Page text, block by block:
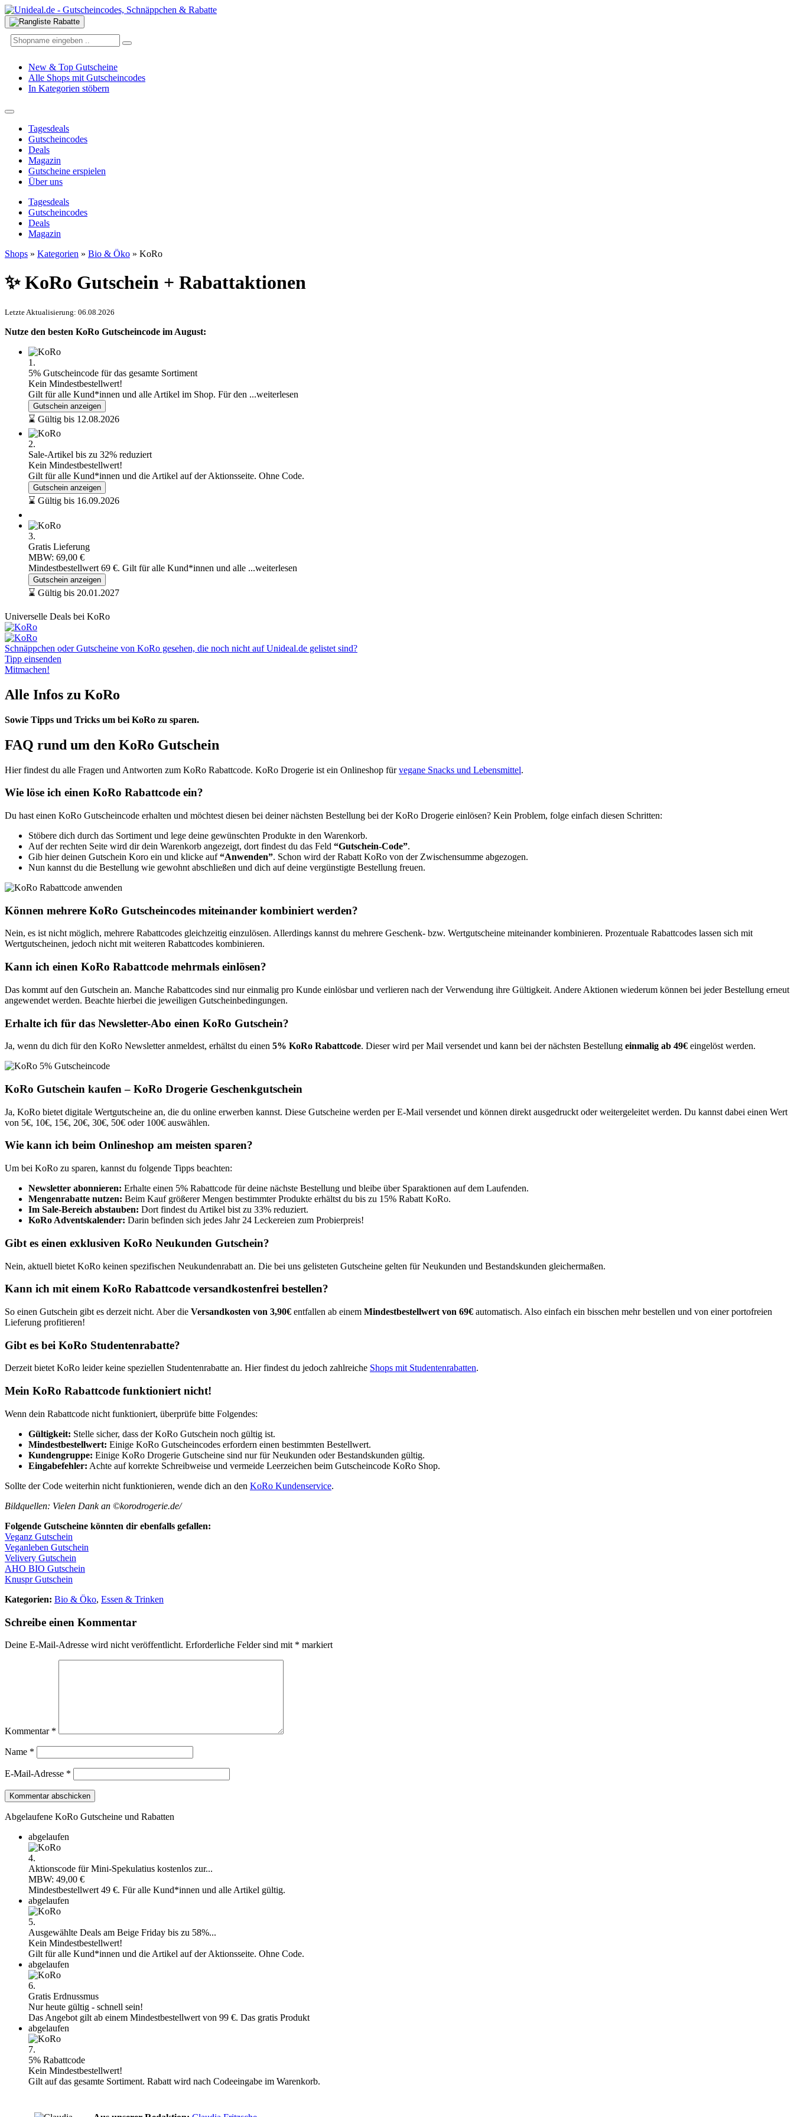
New & Top Gutscheine
Alle Shops mit Gutscheincodes
In Kategorien stöbern
Tagesdeals
Gutscheincodes
Deals
Magazin
Gutscheine erspielen
Über uns
Tagesdeals
Gutscheincodes
Deals
Magazin
Shops » Kategorien » Bio & Öko » KoRo
✨ KoRo Gutschein + Rabattaktionen
Letzte Aktualisierung: 06.08.2026
Nutze den besten KoRo Gutscheincode im August:
1.
5% Gutscheincode für das gesamte Sortiment
Kein Mindestbestellwert!
Gilt für alle Kund*innen und alle Artikel im Shop. Für den ...weiterlesen
Gutschein anzeigen
⌛ Gültig bis 12.08.2026
2.
Sale-Artikel bis zu 32% reduziert
Kein Mindestbestellwert!
Gilt für alle Kund*innen und die Artikel auf der Aktionsseite. Ohne Code.
Gutschein anzeigen
⌛ Gültig bis 16.09.2026
3.
Gratis Lieferung
MBW: 69,00 €
Mindestbestellwert 69 €. Gilt für alle Kund*innen und alle ...weiterlesen
Gutschein anzeigen
⌛ Gültig bis 20.01.2027
Universelle Deals bei KoRo
Schnäppchen oder Gutscheine von KoRo gesehen, die noch nicht auf Unideal.de gelistet sind?
Tipp einsenden
Mitmachen!
Alle Infos zu KoRo
Sowie Tipps und Tricks um bei KoRo zu sparen.
FAQ rund um den KoRo Gutschein
Hier findest du alle Fragen und Antworten zum KoRo Rabattcode. KoRo Drogerie ist ein Onlineshop fürvegane Snacks und Lebensmittel.
Wie löse ich einen KoRo Rabattcode ein?
Du hast einen KoRo Gutscheincode erhalten und möchtest diesen bei deiner nächsten Bestellung bei der KoRo Drogerie einlösen? Kein Problem, folge einfach diesen Schritten:
Stöbere dich durch das Sortiment und lege deine gewünschten Produkte in den Warenkorb.​
Auf der rechten Seite wird dir dein Warenkorb angezeigt, dort findest du das Feld “Gutschein-Code”.
Gib hier deinen Gutschein Koro ein und klicke auf“Anwenden”. Schon wird der Rabatt KoRo von der Zwischensumme abgezogen.
Nun kannst du die Bestellung wie gewohnt abschließen und dich auf deine vergünstigte Bestellung freuen.
Können mehrere KoRo Gutscheincodes miteinander kombiniert werden?
Nein, es ist nicht möglich, mehrere Rabattcodes gleichzeitig einzulösen. Allerdings kannst du mehrere Geschenk- bzw. Wertgutscheine miteinander kombinieren. Prozentuale Rabattcodes lassen sich mit
Wertgutscheinen, jedoch nicht mit weiteren Rabattcodes kombinieren. ​
Kann ich einen KoRo Rabattcode mehrmals einlösen?
Das kommt auf den Gutschein an. Manche Rabattcodes sind nur einmalig pro Kunde einlösbar und verlieren nach der Verwendung ihre Gültigkeit. ​Andere Aktionen wiederum können bei jeder Bestellung erneut
angewendet werden. Beachte hierbei die jeweiligen Gutscheinbedingungen.
Erhalte ich für das Newsletter-Abo einen KoRo Gutschein?
Ja, wenn du dich für den KoRo Newsletter anmeldest, erhältst du einen 5% KoRo Rabattcode. Dieser wird per Mail versendet und kann bei der nächsten Bestellung einmalig ab 49€ eingelöst werden.
KoRo Gutschein kaufen – KoRo Drogerie Geschenkgutschein
Ja, KoRo bietet digitale Wertgutscheine an, die du online erwerben kannst. Diese Gutscheine werden per E-Mail versendet und können direkt ausgedruckt oder weitergeleitet werden. ​Du kannst dabei einen Wert
von 5€, 10€, 15€, 20€, 30€, 50€ oder 100€ auswählen.
Wie kann ich beim Onlineshop am meisten sparen?
Um bei KoRo zu sparen, kannst du folgende Tipps beachten:
Newsletter abonnieren: Erhalte einen 5% Rabattcode für deine nächste Bestellung und bleibe über Sparaktionen auf dem Laufenden.
Mengenrabatte nutzen: Beim Kauf größerer Mengen bestimmter Produkte erhältst du bis zu 15% Rabatt KoRo.​
Im Sale-Bereich abstauben: Dort findest du Artikel bist zu 33% reduziert.
KoRo Adventskalender: Darin befinden sich jedes Jahr 24 Leckereien zum Probierpreis!
Gibt es einen exklusiven KoRo Neukunden Gutschein?
Nein, aktuell bietet KoRo keinen spezifischen Neukundenrabatt an. Die bei uns gelisteten Gutscheine gelten für Neukunden und Bestandskunden gleichermaßen.
Kann ich mit einem KoRo Rabattcode versandkostenfrei bestellen?
So einen Gutschein gibt es derzeit nicht. Aber die Versandkosten von 3,90€ entfallen ab einem Mindestbestellwert von 69€ automatisch. Also einfach ein bisschen mehr bestellen und von einer portofreien
Lieferung profitieren! ​
Gibt es bei KoRo Studentenrabatte?
Derzeit bietet KoRo leider keine speziellen Studentenrabatte an. Hier findest du jedoch zahlreiche Shops mit Studentenrabatten.
Mein KoRo Rabattcode funktioniert nicht!
Wenn dein Rabattcode nicht funktioniert, überprüfe bitte Folgendes:
Gültigkeit: Stelle sicher, dass der KoRo Gutschein noch gültig ist.​
Mindestbestellwert: Einige KoRo Gutscheincodes erfordern einen bestimmten Bestellwert.​
Kundengruppe: Einige KoRo Drogerie Gutscheine sind nur für Neukunden oder Bestandskunden gültig.
Eingabefehler: Achte auf korrekte Schreibweise und vermeide Leerzeichen beim Gutscheincode KoRo Shop.​
Sollte der Code weiterhin nicht funktionieren, wende dich an den KoRo Kundenservice.
Bildquellen: Vielen Dank an ©korodrogerie.de/
Folgende Gutscheine könnten dir ebenfalls gefallen:
Veganz Gutschein
Veganleben Gutschein
Velivery Gutschein
AHO BIO Gutschein
Knuspr Gutschein
Kategorien: Bio & Öko, Essen & Trinken
Schreibe einen Kommentar
Deine E-Mail-Adresse wird nicht veröffentlicht. Erforderliche Felder sind mit * markiert
Kommentar *
Name *
E-Mail-Adresse *
Abgelaufene KoRo Gutscheine und Rabatten
abgelaufen
4.
Aktionscode für Mini-Spekulatius kostenlos zur...
MBW: 49,00 €
Mindestbestellwert 49 €. Für alle Kund*innen und alle Artikel gültig.
abgelaufen
5.
Ausgewählte Deals am Beige Friday bis zu 58%...
Kein Mindestbestellwert!
Gilt für alle Kund*innen und die Artikel auf der Aktionsseite. Ohne Code.
abgelaufen
6.
Gratis Erdnussmus
Nur heute gültig - schnell sein!
Das Angebot gilt ab einem Mindestbestellwert von 99 €. Das gratis Produkt
abgelaufen
7.
5% Rabattcode
Kein Mindestbestellwert!
Gilt auf das gesamte Sortiment. Rabatt wird nach Codeeingabe im Warenkorb.